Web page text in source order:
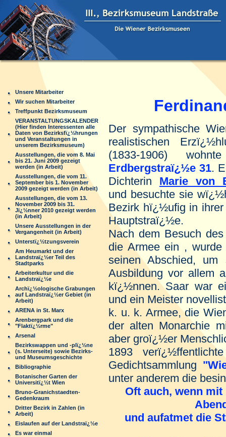
Unsere Mitarbeiter
Wir suchen Mitarbeiter
Treffpunkt Bezirksmuseum
VERANSTALTUNGSKALENDER
(Hier finden Interessenten alle
Daten von Bezirksfï¿½hrungen
und Veranstaltungen in
unserem Bezirksmuseum)
Ausstellungen, die vom 8. Mai
bis 21. Juni 2009 gezeigt
werden (in Arbeit)
Ausstellungen, die vom 11.
September bis 1. November
2009 gezeigt werden (in Arbeit)
Ausstellungen, die vom 13.
November 2009 bis 31.
Jï¿½nner 2010 gezeigt werden
(in Arbeit)
Unsere Ausstellungen in der
Vergangenheit (in Arbeit)
Unterstï¿½tzungsverein
Am Heumarkt und der
Landstraï¿½er Teil des
Stadtparks
Arbeiterkultur und die
Landstraï¿½e
Archï¿½ologische Grabungen
auf Landstraï¿½er Gebiet (in
Arbeit)
ARENA in St. Marx
Arenbergpark und die
"Flaktï¿½rme"
Arsenal
Bezirkswappen und -plï¿½ne
(s. Unterseite) sowie Bezirks-
und Museumsgeschichte
Bibliographie
Botanischer Garten der
Universitï¿½t Wien
Bruno-Granichstaedten-
Gedenkraum
Dritter Bezirk in Zahlen (in
Arbeit)
Eislaufen auf der Landstraï¿½e
Es war einmal
Ferdinand
Der sympathische
realistischen
(1833-1906)
Erdbergstraï¿½e 31.
Dichterin Marie von
und besuchte sie
Bezirk hï¿½ufig in
Hauptstraï¿½e.
Nach dem Besuch
die Armee ein ,
seinen Abschied, um
Ausbildung vor allem
kï¿½nnen. Saar war
und ein Meister
k. u. k. Armee, die
der alten Monarchie
aber groï¿½er
1893
Gedichtsammlung
unter anderem die
Oft auch, wenn
und aufatmet die